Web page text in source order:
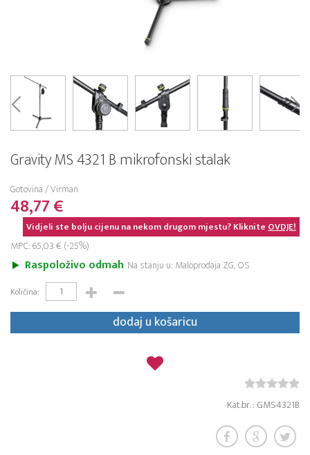
Gravity MS 4321 B mikrofonski stalak
Gotovina / Virman
48,77 €
Vidjeli ste bolju cijenu na nekom drugom mjestu? KlikniteOVDJE!
MPC: 65,03 € (-25%)
Raspoloživo odmah Na stanju u: Maloprodaja ZG, OS
Količina:
dodaj u košaricu
Kat.br. : GMS4321B